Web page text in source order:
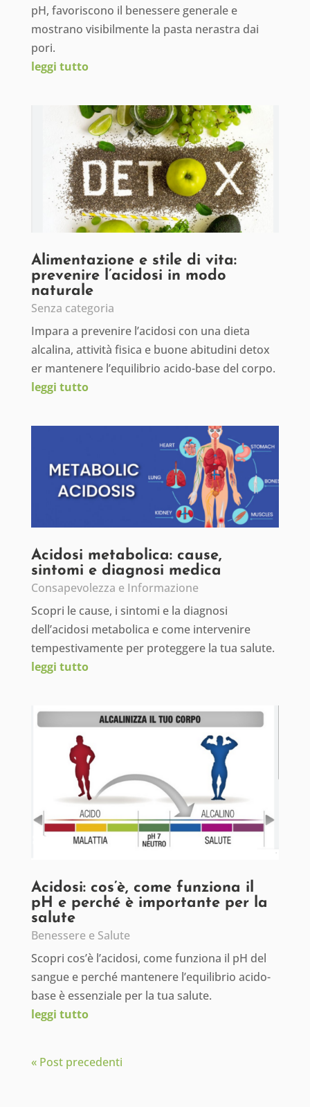
pH, favoriscono il benessere generale e
mostrano visibilmente la pasta nerastra dai
pori.
leggi tutto
Alimentazione e stile di vita:
prevenire l’acidosi in modo
naturale
Senza categoria
Impara a prevenire l’acidosi con una dieta
alcalina, attività fisica e buone abitudini detox
er mantenere l’equilibrio acido-base del corpo.
leggi tutto
Acidosi metabolica: cause,
sintomi e diagnosi medica
Consapevolezza e Informazione
Scopri le cause, i sintomi e la diagnosi
dell’acidosi metabolica e come intervenire
tempestivamente per proteggere la tua salute.
leggi tutto
Acidosi: cos’è, come funziona il
pH e perché è importante per la
salute
Benessere e Salute
Scopri cos’è l’acidosi, come funziona il pH del
sangue e perché mantenere l’equilibrio acido-
base è essenziale per la tua salute.
leggi tutto
« Post precedenti